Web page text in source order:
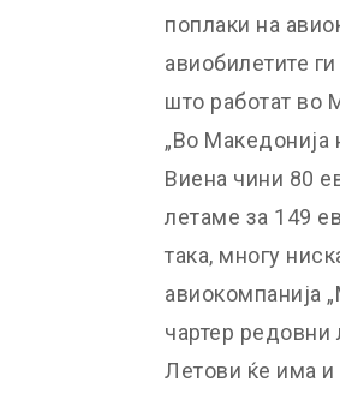
поплаки на
авиобилетите
што работат во
„Во Македонија
Виена чини 80
летаме за 149
така, многу
авиокомпанија
чартер редовни
Летови ќе има и